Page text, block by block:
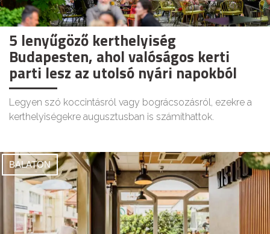
5 lenyűgöző kerthelyiség
Budapesten, ahol valóságos kerti
parti lesz az utolsó nyári napokból
Legyen szó koccintásról vagy bográcsozásról, ezekre a
kerthelyiségekre augusztusban is számíthattok.
BALATON